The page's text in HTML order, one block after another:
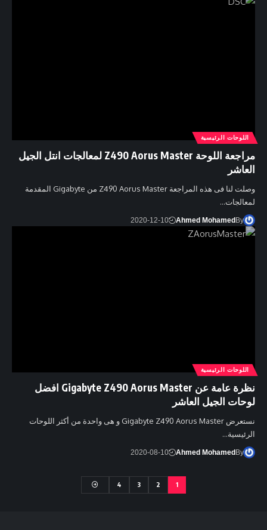
اللوحات الرئيسية
مراجعة اللوحة Z490 Aorus Master لمعالجات انتل الجيل
العاشر
وصلت لنا فى هذه المراجعة Z490 Aorus Master من Gigabyte المقدمة
لمعالجات…
By
Ahmed Mohamed
2020-12-10
اللوحات الرئيسية
نظرة عامة عن Gigabyte Z490 Aorus Master افضل
لوحات الجيل العاشر
نستعرض Gigabyte Z490 Aorus Master و هى واحدة من أكثر اللوحات
الرئيسية…
By
Ahmed Mohamed
2020-08-10
1
2
3
4